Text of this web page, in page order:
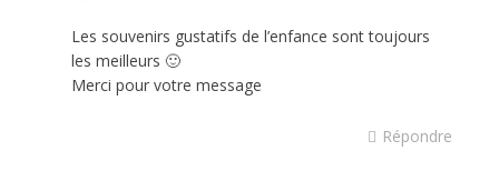
Les souvenirs gustatifs de l’enfance sont toujours
les meilleurs 🙂
Merci pour votre message
Répondre